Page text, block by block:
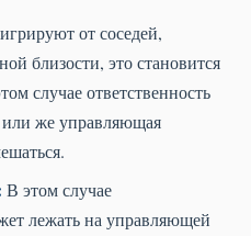
от соседей,
близости, это становится
случае ответственность
или же управляющая
В этом случае
лежать на управляющей